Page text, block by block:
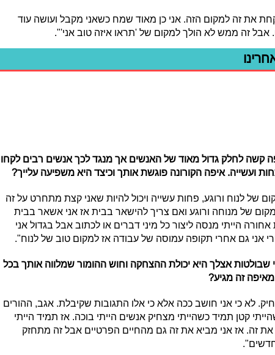
את זה למקום הזה. אני כן מאוד שמח כשאני מקבל ועושה עוד
אבל זה ממש לא הולך למקום של 'תראו איזה טוב אני'".
קשה לחלק גדול מאוד של האנשים אך מנגד לכך אנשים רבים לקחו
ועשייה. איפה הקורונה פוגשת אותך וכיצד היא משפיעה עלייך?
של לנוח ורוגע, פחות עשייה ויכול להיות שאני קצת מתחרט על זה
של מנוחה ורוגע ואם צריך להישאר בבית אז אני אשאר בבית
אחורה הייתי מנסה ליצור כל מיני דברים או לכתוב אבל בגדול אני
אני גם אחרי תקופה עמוסה של עבודה אז למקום טוב של לנוח".
שבולטות אצלך היא יכולת ההצחקה וחוש ההומור שמלווה אותך בכל
זה מגיע?
לא כי אני חושב ככה אלא כי אלו התגובות שקיבלת. אגב, ההורים
קטן תמיד כשהייתי מצחיק אנשים הייתי בוכה. אז תמיד הייתי
זה. אז אני מביא את זה גם מהחיים הפרטיים אבל זה מתחזק